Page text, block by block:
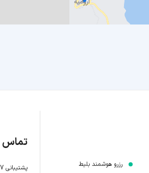
رزرو هوشمند بلیط
تماس
پشتیبانی 7 صبح تا 1 بامداد: